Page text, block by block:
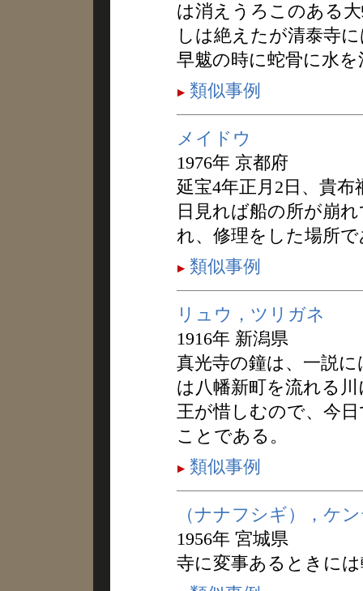
は消えうろこのある
しは絶えたが清泰寺
早魃の時に蛇骨に水
類似事例
メイドウ
1976年 京都府
延宝4年正月2日、貴
日見れば船の所が崩
れ、修理をした場所
類似事例
リュウ，ツリガネ
1916年 新潟県
真光寺の鐘は、一説
は八幡新町を流れる
王が惜しむので、今
ことである。
類似事例
（ナナフシギ），ケ
1956年 宮城県
寺に変事あるときに